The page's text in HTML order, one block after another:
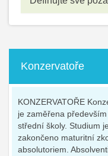
Konzervatoře
KONZERVATOŘE
je zaměřena
střední školy. Studium
zakončeno maturitní
absolutoriem.